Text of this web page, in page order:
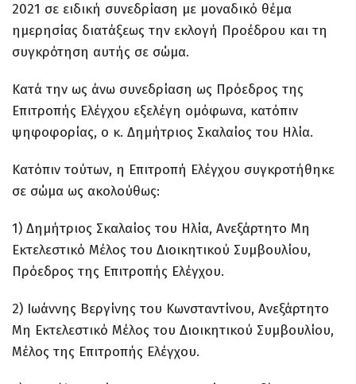
2021 σε ειδική συνεδρίαση με μοναδικό θέμα
ημερησίας διατάξεως την εκλογή Προέδρου και τη
συγκρότηση αυτής σε σώμα.
Κατά την ως άνω συνεδρίαση ως Πρόεδρος της
Επιτροπής Ελέγχου εξελέγη ομόφωνα, κατόπιν
ψηφοφορίας, ο κ. Δημήτριος Σκαλαίος του Ηλία.
Κατόπιν τούτων, η Επιτροπή Ελέγχου συγκροτήθηκε
σε σώμα ως ακολούθως:
1) Δημήτριος Σκαλαίος του Ηλία, Ανεξάρτητο Μη
Εκτελεστικό Μέλος του Διοικητικού Συμβουλίου,
Πρόεδρος της Επιτροπής Ελέγχου.
2) Ιωάννης Βεργίνης του Κωνσταντίνου, Ανεξάρτητο
Μη Εκτελεστικό Μέλος του Διοικητικού Συμβουλίου,
Μέλος της Επιτροπής Ελέγχου.